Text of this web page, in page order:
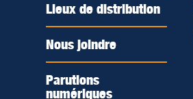
Lieux de distribution
Nous joindre
Parutions
numériques